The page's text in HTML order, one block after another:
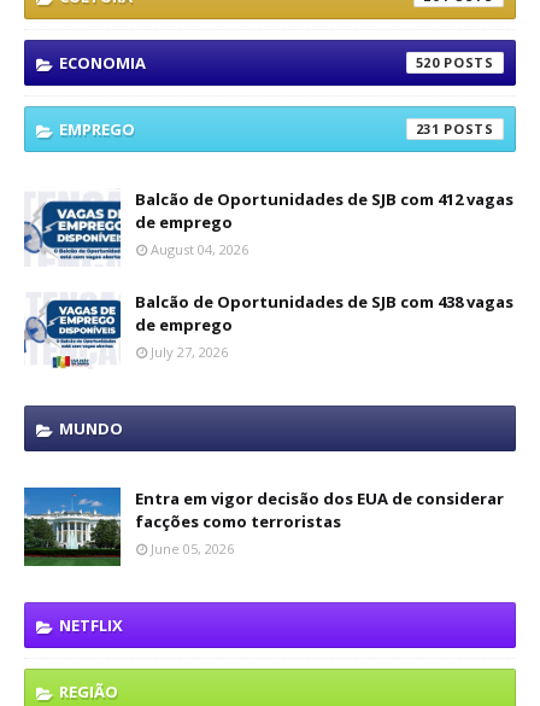
ECONOMIA 520
EMPREGO 231
Balcão de Oportunidades de SJB com 412 vagas
de emprego
August 04, 2026
Balcão de Oportunidades de SJB com 438 vagas
de emprego
July 27, 2026
MUNDO
Entra em vigor decisão dos EUA de considerar
facções como terroristas
June 05, 2026
NETFLIX
REGIÃO